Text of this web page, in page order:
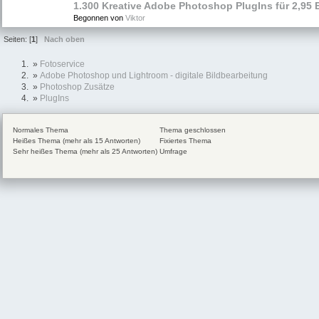
1.300 Kreative Adobe Photoshop PlugIns für 2,95
Begonnen von Viktor
Seiten: [1] Nach oben
» Fotoservice
» Adobe Photoshop und Lightroom - digitale Bildbearbeitung
» Photoshop Zusätze
» PlugIns
Normales Thema
Heißes Thema (mehr als 15 Antworten)
Sehr heißes Thema (mehr als 25 Antworten)
Thema geschlossen
Fixiertes Thema
Umfrage